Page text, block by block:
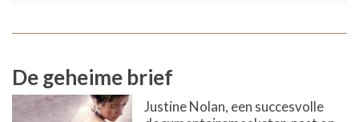
De geheime brief
Justine Nolan, een succesvolle